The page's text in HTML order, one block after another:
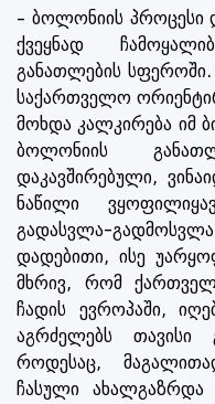
– ბოლონიის პროცესი
ქვეყნად
განათლების
საქართველო
მოხდა კალკირება იმ
ბოლონიის
დაკავშირებული,
ნაწილი
გადასვლა-
დადებითი, ისე
მხრივ, რომ
ჩადის ევროპაში,
აგრძელებს თავისი
როდესაც,
ჩასული